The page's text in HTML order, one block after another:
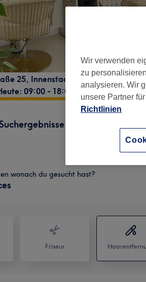
25, Innenstadt III, Frankfurt am
09:00 - 18:00
wonach du gesucht hast?
Friseur
Wir verwenden
zu
analysieren. Wir
unsere Partner
Richtlinien